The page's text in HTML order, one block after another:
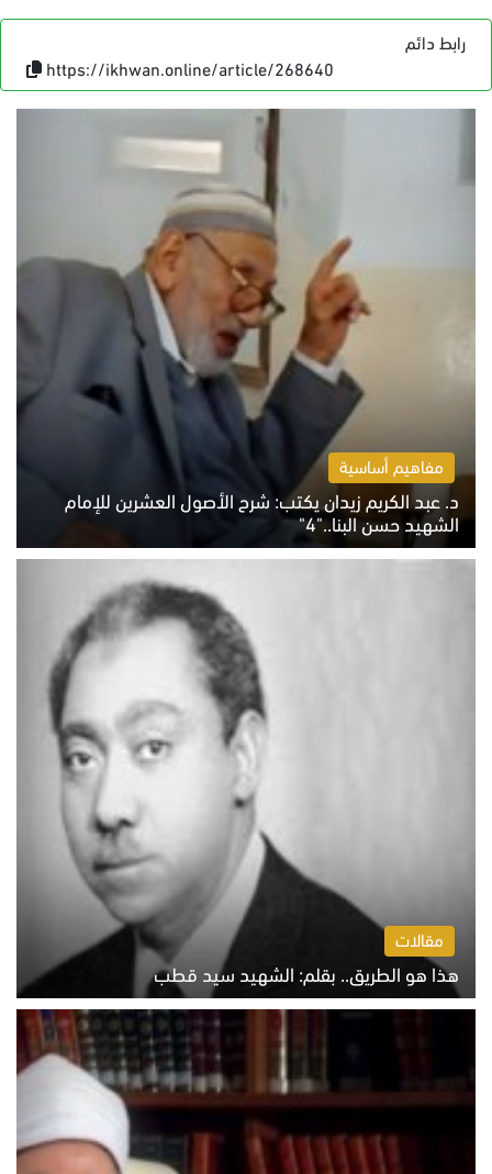
رابط دائم
https://ikhwan.online/article/268640
مفاهيم أساسية
د. عبد الكريم زيدان يكتب: شرح الأصول العشرين للإمام
الشهيد حسن البنا.."4"
الخميس 6 أغسطس 2026 10:27 ص
مقالات
هذا هو الطريق.. بقلم: الشهيد سيد قطب
الخميس 6 أغسطس 2026 10:52 ص